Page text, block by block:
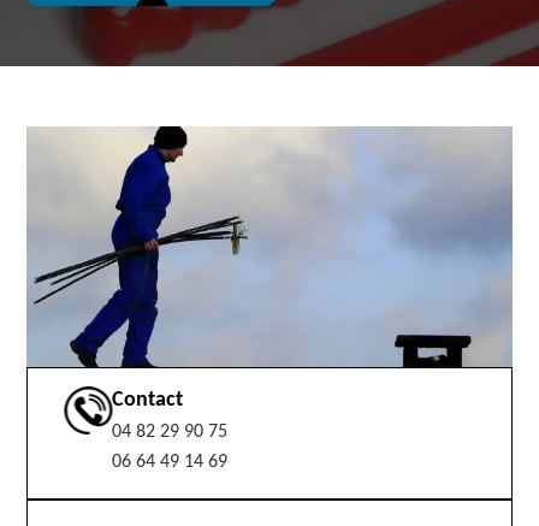
Contact
04 82 29 90 75
06 64 49 14 69